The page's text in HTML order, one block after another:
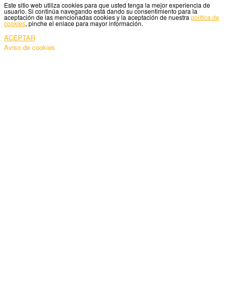
Este sitio web utiliza cookies para que usted tenga la mejor experiencia de
usuario. Si continúa navegando está dando su consentimiento para la
aceptación de las mencionadas cookies y la aceptación de nuestra política de
cookies, pinche el enlace para mayor información.
ACEPTAR
Aviso de cookies